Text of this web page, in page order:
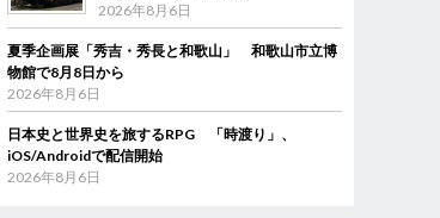
2026年8月6日
夏季企画展「秀吉・秀長と和歌山」 和歌山市立博
物館で8月8日から
2026年8月6日
日本史と世界史を旅するRPG 「時渡り」、
iOS/Androidで配信開始
2026年8月6日